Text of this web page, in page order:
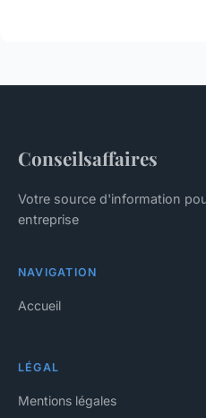
Conseilsaffaires
Votre source d'information
entreprise
NAVIGATION
Accueil
LÉGAL
Mentions légales